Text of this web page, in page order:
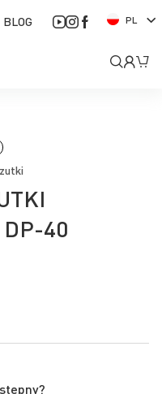
BLOG
J
y
PL
Moje
DP-40